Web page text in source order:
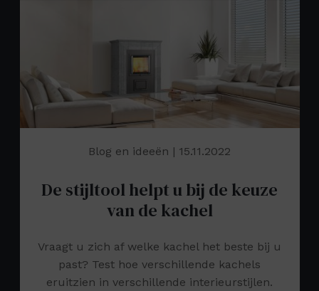
Blog en ideeën | 15.11.2022
De stijltool helpt u bij de keuze
van de kachel
Vraagt u zich af welke kachel het beste bij u
past? Test hoe verschillende kachels
eruitzien in verschillende interieurstijlen.